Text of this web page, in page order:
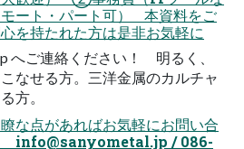
ート・パート可） 本資料をご
を持たれた方は是非お気軽に
へご連絡ください！ 明るく、
なせる方。三洋金属のカルチャ
方。
な点があればお気軽にお問い合
info@sanyometal.jp / 086-